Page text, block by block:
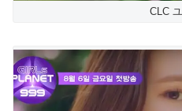
CLC